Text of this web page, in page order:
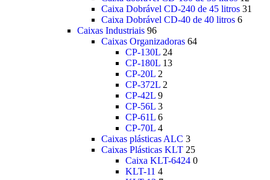
Caixa Dobrável CD-240 de 45 litros 31
Caixa Dobrável CD-40 de 40 litros 6
Caixas Industriais 96
Caixas Organizadoras 64
CP-130L 24
CP-180L 13
CP-20L 2
CP-372L 2
CP-42L 9
CP-56L 3
CP-61L 6
CP-70L 4
Caixas plásticas ALC 3
Caixas Plásticas KLT 25
Caixa KLT-6424 0
KLT-11 4